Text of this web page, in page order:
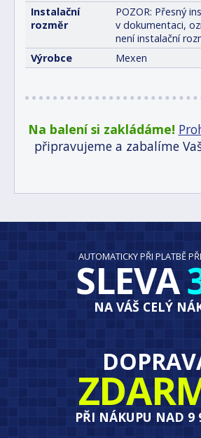
Instalační
rozměr
POZOR: Přesný
v dokumentaci,
není instalační
Výrobce
Mexen
Na balení si zakládáme!
připravujeme a zabalíme
AUTOMATICKY PŘI PLATBĚ
SLEVA
NA VÁŠ CELÝ
PŘI NÁKUPU NAD 9